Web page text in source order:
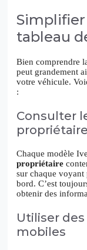
tableau
Bien comprendre
peut grandement
votre véhicule.
:
Consulter
propriétaire
Chaque modèle
propriétaire
sur chaque voyant
bord. C’est
obtenir des
Utiliser
mobiles